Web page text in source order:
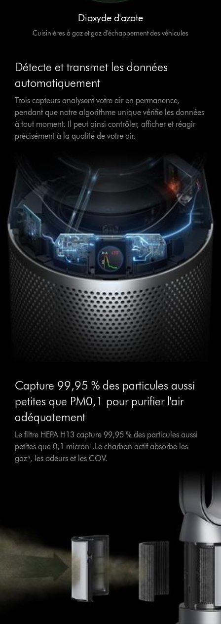
Dioxyde d'azote
Cuisinières à gaz et gaz d'échappement des véhicules
Détecte et transmet les données
automatiquement
Trois capteurs analysent votre air en permanence,
pendant que notre algorithme unique vérifie les données
à tout moment. Il peut ainsi contrôler, afficher et réagir
précisément à la qualité de votre air.
Capture 99,95 % des particules aussi
petites que PM0,1 pour purifier l'air
adéquatement
Le filtre HEPA H13 capture 99,95 % des particules aussi
petites que 0,1 micron¹.Le charbon actif absorbe les
gaz⁴, les odeurs et les COV.